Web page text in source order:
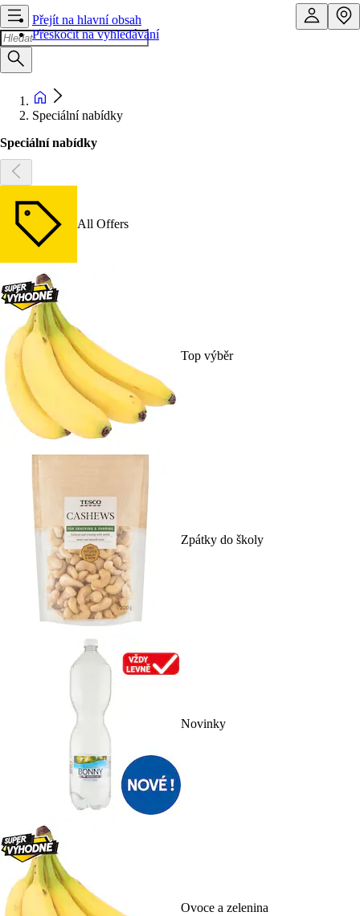
Přejít na hlavní obsah
Přeskočit na vyhledávání
Speciální nabídky
Speciální nabídky
All Offers
Top výběr
Zpátky do školy
Novinky
Ovoce a zelenina